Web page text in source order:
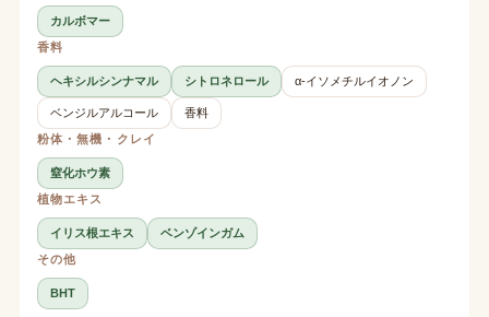
カルボマー
香料
ヘキシルシンナマル シトロネロール α-イソメチルイオノン
ベンジルアルコール
香料
粉体・無機・クレイ
窒化ホウ素
植物エキス
イリス根エキス
ベンゾインガム
その他
BHT